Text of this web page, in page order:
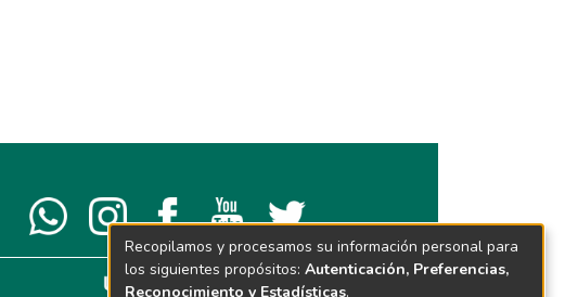
Recopilamos y procesamos su información personal para
los siguientes propósitos: Autenticación, Preferencias,
Reconocimiento y Estadísticas.